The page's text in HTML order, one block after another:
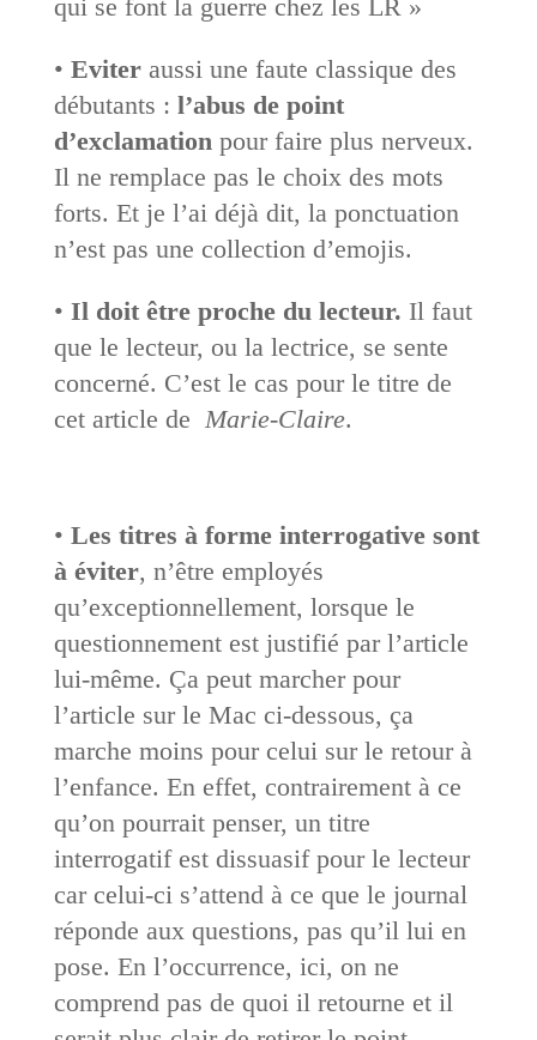
qui se font la guerre chez les LR »
• Eviteraussi une faute classique des
débutants : l’abus de point
d’exclamation pour faire plus nerveux.
Il ne remplace pas le choix des mots
forts. Et je l’ai déjà dit, la ponctuation
n’est pas une collection d’emojis.
• Il doit être proche du lecteur. Il faut
que le lecteur, ou la lectrice, se sente
concerné. C’est le cas pour le titre de
cet article de Marie-Claire.
• Les titres à forme interrogative sont
à éviter, n’être employés
qu’exceptionnellement, lorsque le
questionnement est justifié par l’article
lui-même. Ça peut marcher pour
l’article sur le Mac ci-dessous, ça
marche moins pour celui sur le retour à
l’enfance. En effet, contrairement à ce
qu’on pourrait penser, un titre
interrogatif est dissuasif pour le lecteur
car celui-ci s’attend à ce que le journal
réponde aux questions, pas qu’il lui en
pose. En l’occurrence, ici, on ne
comprend pas de quoi il retourne et il